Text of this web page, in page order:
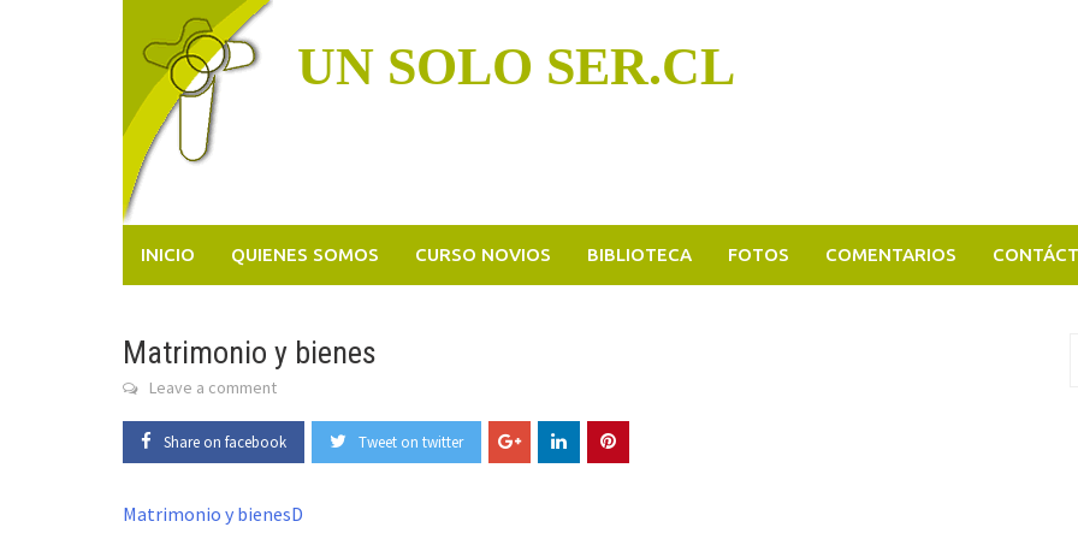
UN SOLO SER.CL
INICIO QUIENES SOMOS CURSO NOVIOS BIBLIOTECA FOTOS COMENTARIOS
Matrimonio y bienes
Leave a comment
Share on facebook Tweet on twitter
Matrimonio y bienesD